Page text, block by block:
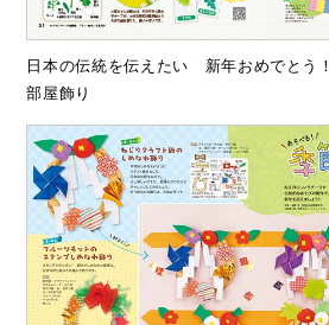
日本の伝統を伝えたい 新年おめでとう！
部屋飾り